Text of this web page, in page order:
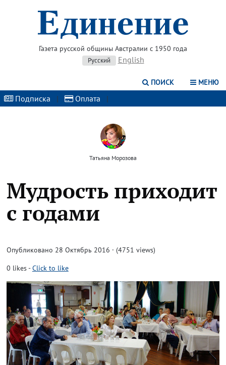
Газета русской общины Австралии с 1950 года
Русский English
ПОИСК МЕНЮ
Подписка | Оплата |
Татьяна Морозова
Мудрость приходит
с годами
Опубликовано 28 Октябрь 2016 · (4751 views)
0 likes-Click to like